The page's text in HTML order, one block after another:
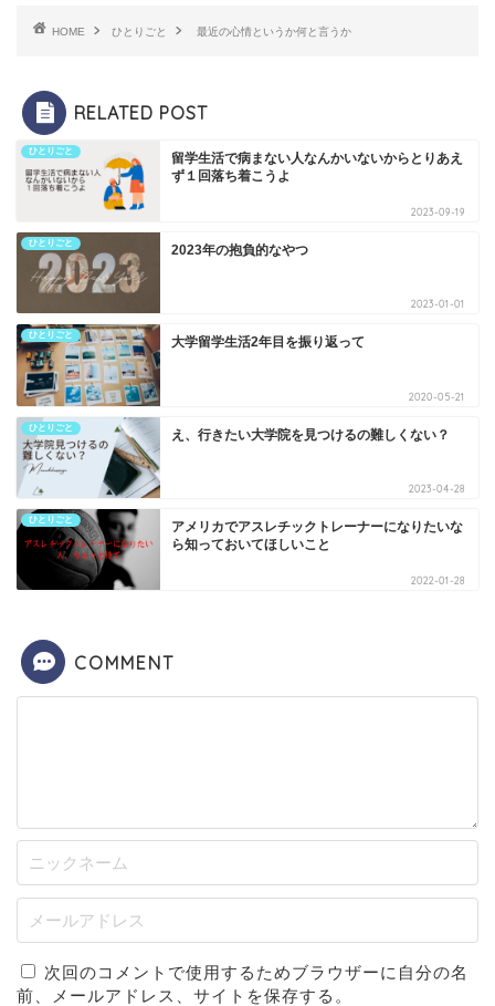
HOME ひとりごと 最近の心情というか何と言うか
RELATED POST
ひとりごと
留学生活で病まない人なんかいないからとりあえ
ず１回落ち着こうよ
2023-09-19
ひとりごと 2023年の抱負的なやつ
2023-01-01
ひとりごと 大学留学生活2年目を振り返って
2020-05-21
ひとりごと え、行きたい大学院を見つけるの難しくない？
2023-04-28
ひとりごと
アメリカでアスレチックトレーナーになりたいな
ら知っておいてほしいこと
2022-01-28
COMMENT
次回のコメントで使用するためブラウザーに自分の名
前、メールアドレス、サイトを保存する。